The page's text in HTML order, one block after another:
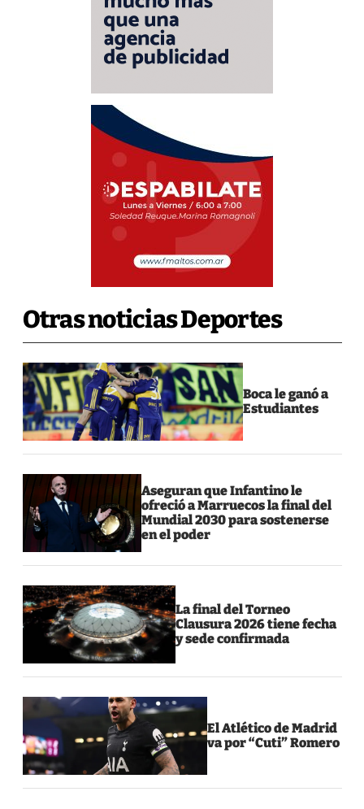
Otras noticias Deportes
Boca le ganó a
Estudiantes
Aseguran que Infantino le
ofreció a Marruecos la final del
Mundial 2030 para sostenerse
en el poder
La final del Torneo
Clausura 2026 tiene fecha
y sede confirmada
El Atlético de Madrid
va por “Cuti” Romero